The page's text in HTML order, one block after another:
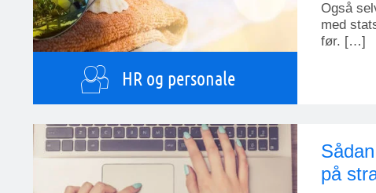
HR og personale
Også
med
før. […]
på